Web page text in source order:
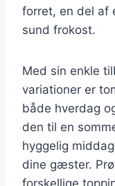
forret, en del af
sund frokost.
Med sin enkle
variationer er
både hverdag
den til en
hyggelig
dine gæster.
forskellige